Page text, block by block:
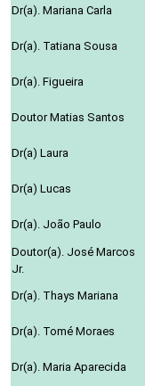
Dr(a). Mariana Carla
Dr(a). Tatiana Sousa
Dr(a). Figueira
Doutor Matias Santos
Dr(a) Laura
Dr(a) Lucas
Dr(a). João Paulo
Doutor(a). José Marcos
Jr.
Dr(a). Thays Mariana
Dr(a). Tomé Moraes
Dr(a). Maria Aparecida